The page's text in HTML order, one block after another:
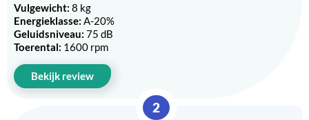
Vulgewicht: 8 kg
Energieklasse: A-20%
Geluidsniveau: 75 dB
Toerental: 1600 rpm
Bekijk review
2